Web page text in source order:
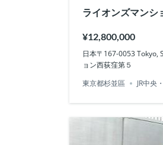
ライオンズマンシ
¥12,800,000
日本〒167-0053 Tokyo,
ョン西荻窪第５
東京都杉並區
JR中央